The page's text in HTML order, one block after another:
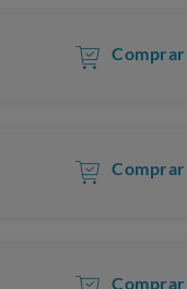
Comprar
Comprar
Comprar